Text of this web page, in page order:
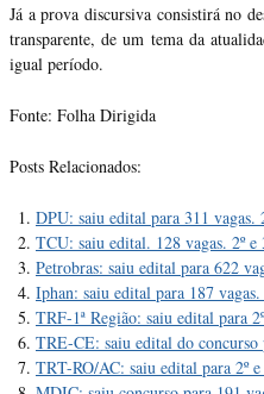
Já a prova discursiva consistirá no
transparente, de um tema da
igual período.
Fonte: Folha Dirigida
Posts Relacionados:
DPU: saiu edital para 311 vagas.
TCU: saiu edital. 128 vagas. 2º e
Petrobras: saiu edital para 622
Iphan: saiu edital para 187 vagas.
TRF-1ª Região: saiu edital para
TRE-CE: saiu edital do concurso
TRT-RO/AC: saiu edital para 2º e